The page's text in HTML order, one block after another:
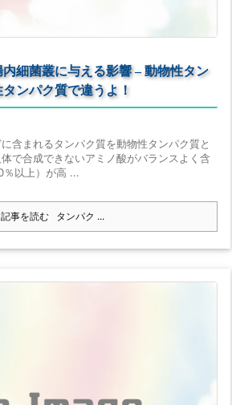
細菌叢に与える影響 – 動物性タン
ンパク質で違うよ！
含まれるタンパク質を動物性タンパク質と
で合成できないアミノ酸がバランスよく含
％以上）が高 ...
記事を読む タンパク ...